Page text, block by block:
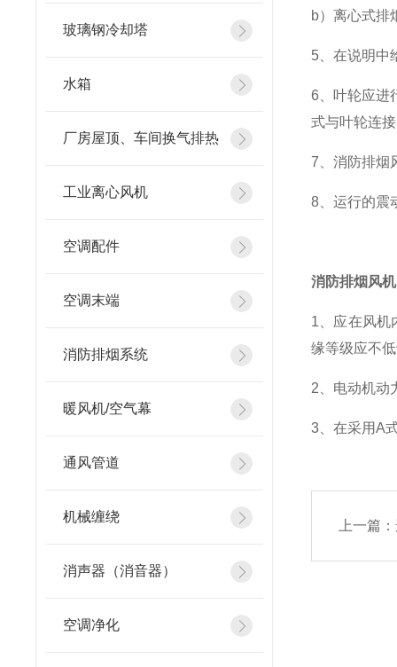
玻璃钢冷却塔
水箱
厂房屋顶、车间换气排热
工业离心风机
空调配件
空调末端
消防排烟系统
暖风机/空气幕
通风管道
机械缠绕
消声器（消音器）
空调净化
b）离心式排
5、在说明中
6、叶轮应进
式与叶轮连
7、消防排烟
8、运行的震
消防排烟风机
1、应在风机
缘等级应不
2、电动机动
3、在采用A
上一篇：